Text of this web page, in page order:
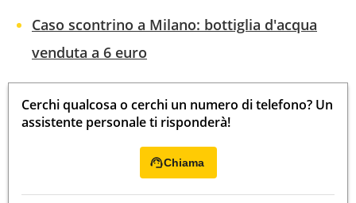
Caso scontrino a Milano: bottiglia d'acqua
venduta a 6 euro
Cerchi qualcosa o cerchi un numero di telefono? Un
assistente personale ti risponderà!
Chiama